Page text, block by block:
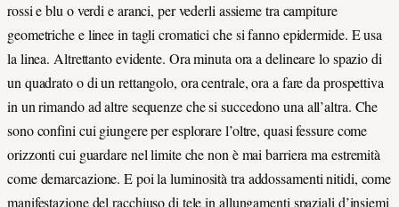
rossi e blu o verdi e aranci, per vederli assieme tra campiture
geometriche e linee in tagli cromatici che si fanno epidermide. E usa
la linea. Altrettanto evidente. Ora minuta ora a delineare lo spazio di
un quadrato o di un rettangolo, ora centrale, ora a fare da prospettiva
in un rimando ad altre sequenze che si succedono una all’altra. Che
sono confini cui giungere per esplorare l’oltre, quasi fessure come
orizzonti cui guardare nel limite che non è mai barriera ma estremità
come demarcazione. E poi la luminosità tra addossamenti nitidi, come
manifestazione del racchiuso di tele in allungamenti spaziali d’insiemi